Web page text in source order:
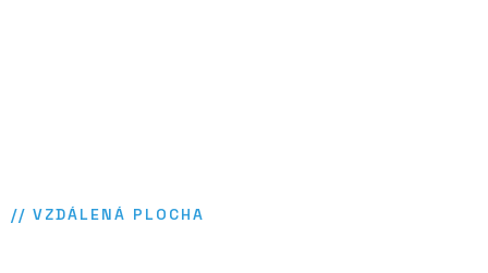
// VZDÁLENÁ PLOCHA